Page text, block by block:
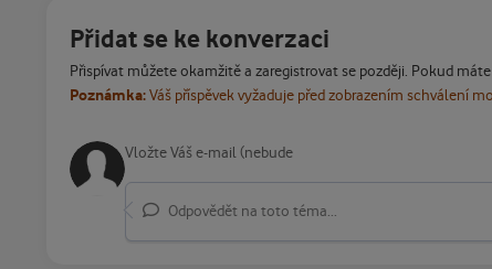
Přidat se ke konverzaci
Přispívat můžete okamžitě a zaregistrovat se později. Pokud
Poznámka:Váš příspěvek vyžaduje před zobrazením schválení
Odpovědět na toto téma...